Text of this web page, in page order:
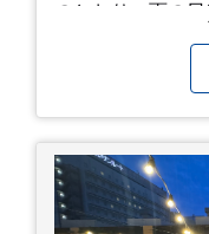
のとおり、雨の
になってしまい
続く ヒメダカが
ンボが卵を産ん
りします。ヤゴ
とは別にしたいの
が見たくて飼っ
そうでしたが、